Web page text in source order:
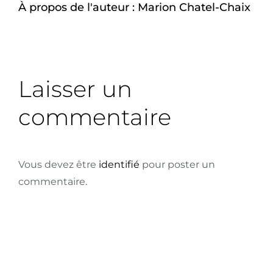
À propos de l'auteur : Marion Chatel-Chaix
Laisser un
commentaire
Vous devez être identifié pour poster un
commentaire.